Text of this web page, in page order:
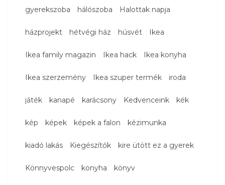
gyerekszoba hálószoba Halottak napja
házprojekt hétvégi ház húsvét Ikea
Ikea family magazin Ikea hack Ikea konyha
Ikea szerzemény Ikea szuper termék iroda
játék kanapé karácsony Kedvenceink kék
kép képek képek a falon kézimunka
kiadó lakás Kiegészítők kire ütött ez a gyerek
Könnyvespolc konyha könyv